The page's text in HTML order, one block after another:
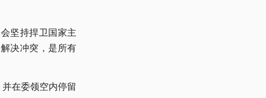
坚持捍卫国家主
决冲突，是所有
在委领空内停留